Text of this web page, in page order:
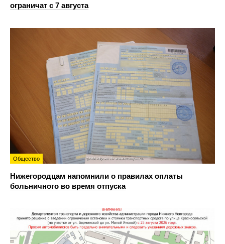
ограничат с 7 августа
Общество
Нижегородцам напомнили о правилах оплаты
больничного во время отпуска